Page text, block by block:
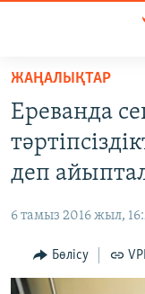
Skip
main
content
to
main
to
САЯСАТ
AZATTYQTV
АДАМ
ӘЛЕУМЕТ
ӘЛЕМ
ЖАҢАЛЫҚТАР
Ереванда
деп
6 тамыз 2016 жыл,
Бөлісу